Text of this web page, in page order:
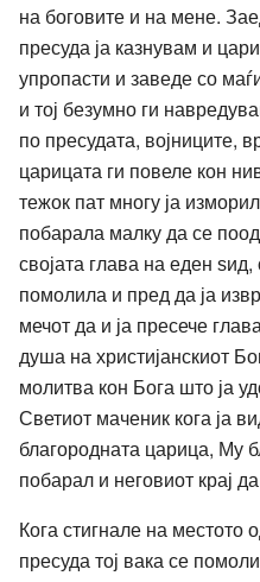
на боговите и на мене.
пресуда ја казнувам и
упропасти и заведе со
и тој безумно ги
по пресудата, војниците,
царицата ги повеле кон
тежок пат многу ја
побарала малку да се
својата глава на еден
помолила и пред да ја
мечот да и ја пресече
душа на христијанскиот
молитва кон Бога што ја
Светиот маченик кога ја
благородната царица, Му
побарал и неговиот крај
Кога стигнале на местото
пресуда тој вака се